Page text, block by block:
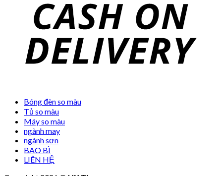
Bóng đèn so màu
Tủ so màu
Máy so màu
ngành may
ngành sơn
BAO BÌ
LIÊN HỆ